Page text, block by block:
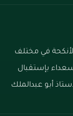
في مختلف
سعداء بإستقبال
أبو عبدالملك